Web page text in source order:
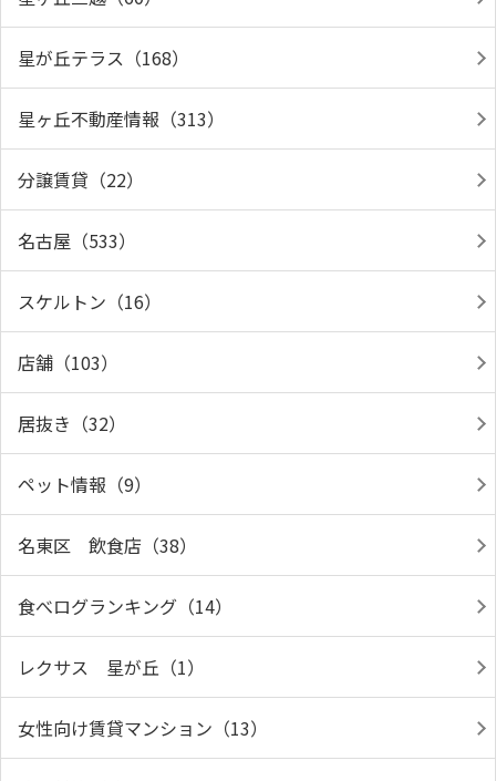
星が丘テラス（168）
星ヶ丘不動産情報（313）
分譲賃貸（22）
名古屋（533）
スケルトン（16）
店舗（103）
居抜き（32）
ペット情報（9）
名東区 飲食店（38）
食べログランキング（14）
レクサス 星が丘（1）
女性向け賃貸マンション（13）